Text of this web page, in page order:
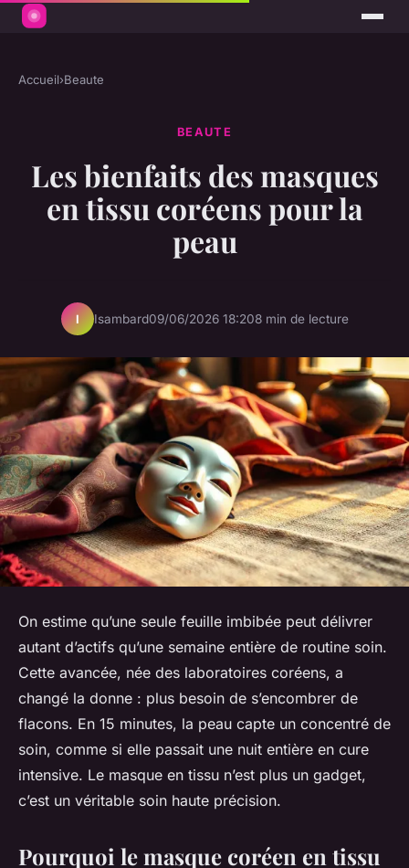
Accueil›Beaute
BEAUTE
Les bienfaits des masques
en tissu coréens pour la
peau
I Isambard09/06/2026 18:208 min de lecture
On estime qu’une seule feuille imbibée peut délivrer
autant d’actifs qu’une semaine entière de routine soin.
Cette avancée, née des laboratoires coréens, a
changé la donne : plus besoin de s’encombrer de
flacons. En 15 minutes, la peau capte un concentré de
soin, comme si elle passait une nuit entière en cure
intensive. Le masque en tissu n’est plus un gadget,
c’est un véritable soin haute précision.
Pourquoi le masque coréen en tissu